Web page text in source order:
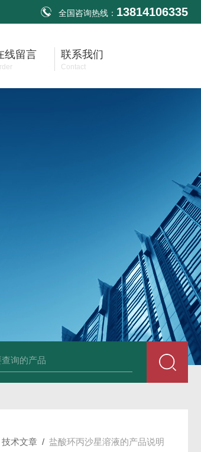
全国咨询热线： 13814106335
线留言 联系我们
Contact
） 总胆汁酸（TBA）质控样品 小鼠前列
技术文章 / 盐酸环丙沙星溶液的产品说明